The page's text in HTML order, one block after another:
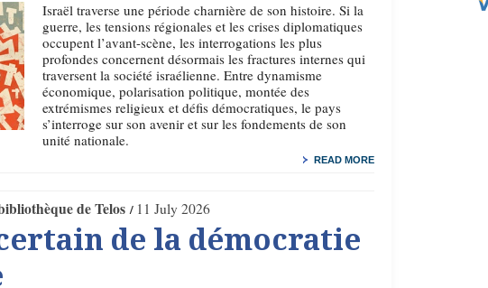
Israël traverse une période charnière de son histoire. Si la
guerre, les tensions régionales et les crises diplomatiques
occupent l’avant-scène, les interrogations les plus
profondes concernent désormais les fractures internes qui
traversent la société israélienne. Entre dynamisme
économique, polarisation politique, montée des
extrémismes religieux et défis démocratiques, le pays
s’interroge sur son avenir et sur les fondements de son
unité nationale.
READ MORE
de Telos 11 July 2026
de la démocratie